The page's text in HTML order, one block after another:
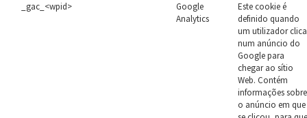
_gac_<wpid>
Google
Analytics
Este cookie é
definido quando
um utilizador clica
num anúncio do
Google para
chegar ao sítio
Web. Contém
informações sobre
o anúncio em que